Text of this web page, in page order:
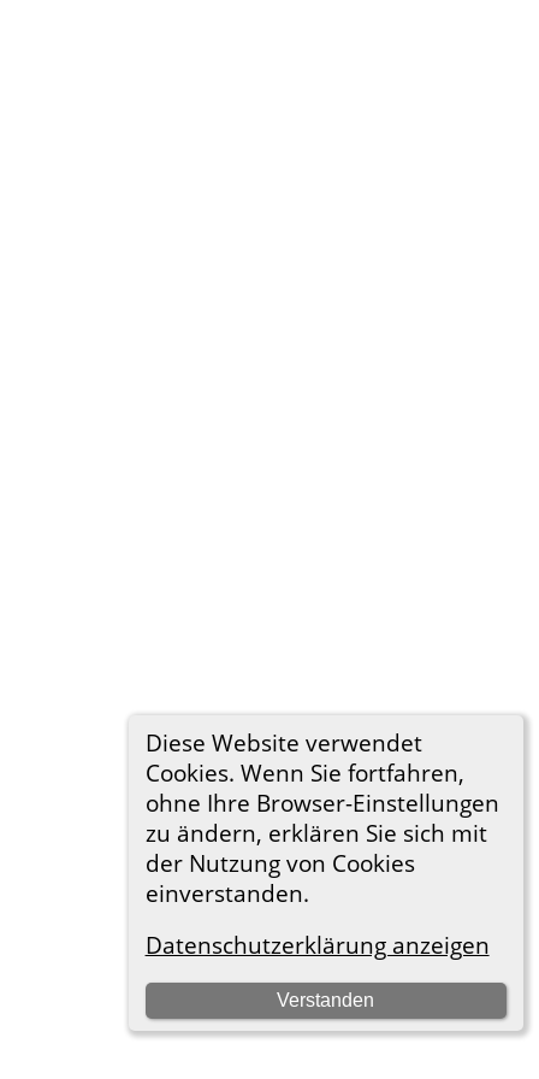
Diese Website verwendet
Cookies. Wenn Sie fortfahren,
ohne Ihre Browser-Einstellungen
zu ändern, erklären Sie sich mit
der Nutzung von Cookies
einverstanden.
Datenschutzerklärung anzeigen
Verstanden